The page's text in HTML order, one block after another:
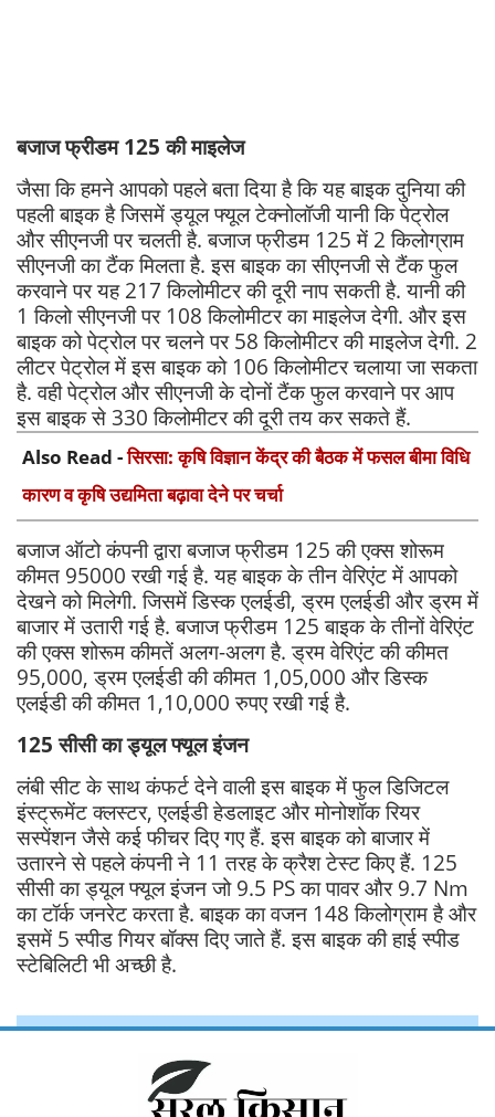
बजाज फ्रीडम 125 की माइलेज
जैसा कि हमने आपको पहले बता दिया है कि यह बाइक दुनिया की
पहली बाइक है जिसमें ड्यूल फ्यूल टेक्नोलॉजी यानी कि पेट्रोल
और सीएनजी पर चलती है. बजाज फ्रीडम 125 में 2 किलोग्राम
सीएनजी का टैंक मिलता है. इस बाइक का सीएनजी से टैंक फुल
करवाने पर यह 217 किलोमीटर की दूरी नाप सकती है. यानी की
1 किलो सीएनजी पर 108 किलोमीटर का माइलेज देगी. और इस
बाइक को पेट्रोल पर चलने पर 58 किलोमीटर की माइलेज देगी. 2
लीटर पेट्रोल में इस बाइक को 106 किलोमीटर चलाया जा सकता
है. वही पेट्रोल और सीएनजी के दोनों टैंक फुल करवाने पर आप
इस बाइक से 330 किलोमीटर की दूरी तय कर सकते हैं.
Also Read -सिरसा: कृषि विज्ञान केंद्र की बैठक में फसल बीमा विधि
कारण व कृषि उद्यमिता बढ़ावा देने पर चर्चा
बजाज ऑटो कंपनी द्वारा बजाज फ्रीडम 125 की एक्स शोरूम
कीमत 95000 रखी गई है. यह बाइक के तीन वेरिएंट में आपको
देखने को मिलेगी. जिसमें डिस्क एलईडी, ड्रम एलईडी और ड्रम में
बाजार में उतारी गई है. बजाज फ्रीडम 125 बाइक के तीनों वेरिएंट
की एक्स शोरूम कीमतें अलग-अलग है. ड्रम वेरिएंट की कीमत
95,000, ड्रम एलईडी की कीमत 1,05,000 और डिस्क
एलईडी की कीमत 1,10,000 रुपए रखी गई है.
125 सीसी का ड्यूल फ्यूल इंजन
लंबी सीट के साथ कंफर्ट देने वाली इस बाइक में फुल डिजिटल
इंस्ट्रूमेंट क्लस्टर, एलईडी हेडलाइट और मोनोशॉक रियर
सस्पेंशन जैसे कई फीचर दिए गए हैं. इस बाइक को बाजार में
उतारने से पहले कंपनी ने 11 तरह के क्रैश टेस्ट किए हैं. 125
सीसी का ड्यूल फ्यूल इंजन जो 9.5 PS का पावर और 9.7 Nm
का टॉर्क जनरेट करता है. बाइक का वजन 148 किलोग्राम है और
इसमें 5 स्पीड गियर बॉक्स दिए जाते हैं. इस बाइक की हाई स्पीड
स्टेबिलिटी भी अच्छी है.